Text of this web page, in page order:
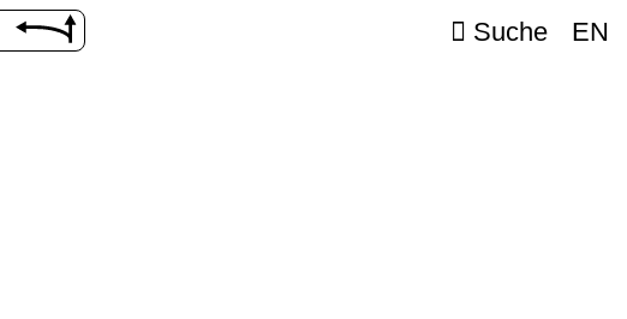
Suche EN